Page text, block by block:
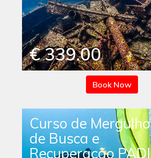
€ 339.00
Book Now
Curso de Mergulho
de Busca e
Recuperação PADI